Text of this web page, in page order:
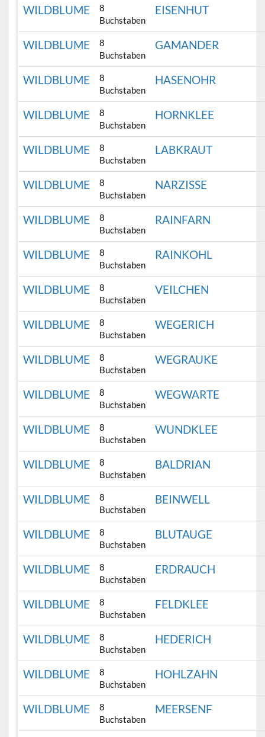
WILDBLUME
8
Buchstaben
EISENHUT
WILDBLUME
8
Buchstaben
GAMANDER
WILDBLUME
8
Buchstaben
HASENOHR
WILDBLUME
8
Buchstaben
HORNKLEE
WILDBLUME
8
Buchstaben
LABKRAUT
WILDBLUME
8
Buchstaben
NARZISSE
WILDBLUME
8
Buchstaben
RAINFARN
WILDBLUME
8
Buchstaben
RAINKOHL
WILDBLUME
8
Buchstaben
VEILCHEN
WILDBLUME
8
Buchstaben
WEGERICH
WILDBLUME
8
Buchstaben
WEGRAUKE
WILDBLUME
8
Buchstaben
WEGWARTE
WILDBLUME
8
Buchstaben
WUNDKLEE
WILDBLUME
8
Buchstaben
BALDRIAN
WILDBLUME
8
Buchstaben
BEINWELL
WILDBLUME
8
Buchstaben
BLUTAUGE
WILDBLUME
8
Buchstaben
ERDRAUCH
WILDBLUME
8
Buchstaben
FELDKLEE
WILDBLUME
8
Buchstaben
HEDERICH
WILDBLUME
8
Buchstaben
HOHLZAHN
WILDBLUME
8
Buchstaben
MEERSENF